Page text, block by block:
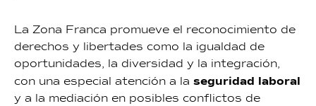
La Zona Franca promueve el reconocimiento de
derechos y libertades como la igualdad de
oportunidades, la diversidad y la integración,
con una especial atención a la seguridad laboral
y a la mediación en posibles conflictos de